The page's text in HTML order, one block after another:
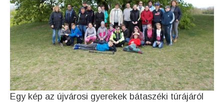
Egy kép az újvárosi gyerekek bátaszéki túrájáról